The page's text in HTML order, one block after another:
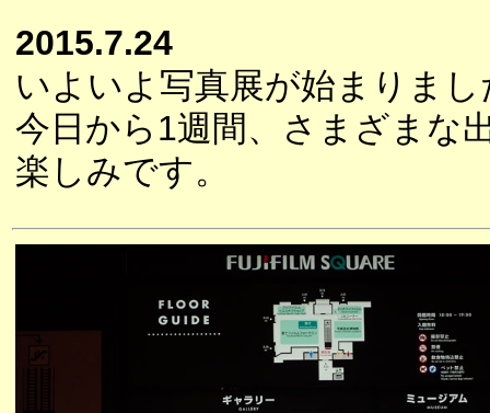
2015.7.24
いよいよ写真展が始まりまし
今日から1週間、さまざまな
楽しみです。